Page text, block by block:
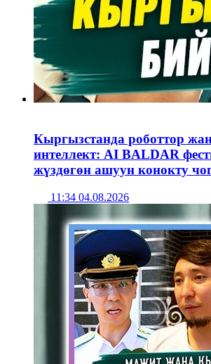
Кыргызстанда роботтор
интеллект: AI BALDAR
жүздөгөн ашуун конокту
11:34 04.08.2026